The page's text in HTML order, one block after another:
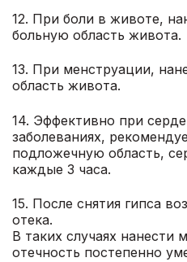
12. При боли в животе,
больную область живота.
13. При менструации,
область живота.
14. Эффективно при
заболеваниях,
подложечную область,
каждые 3 часа.
15. После снятия гипса
отека.
В таких случаях нанести
отечность постепенно